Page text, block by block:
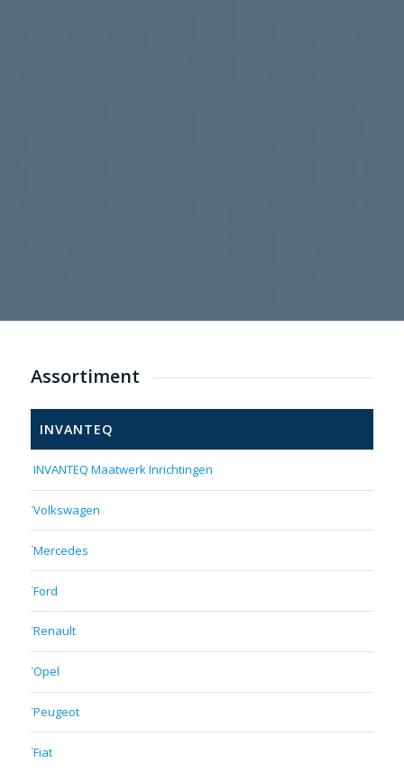
Assortiment
INVANTEQ
INVANTEQ Maatwerk Inrichtingen
Volkswagen
Mercedes
Ford
Renault
Opel
Peugeot
Fiat